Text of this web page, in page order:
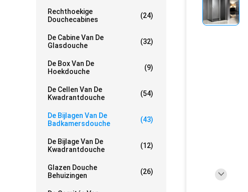
Rechthoekige
Douchecabines
(24)
De Cabine Van De
Glasdouche
(32)
De Box Van De
Hoekdouche
(9)
De Cellen Van De
Kwadrantdouche
(54)
De Bijlagen Van De
Badkamersdouche
(43)
De Bijlage Van De
Kwadrantdouche
(12)
Glazen Douche
Behuizingen
(26)